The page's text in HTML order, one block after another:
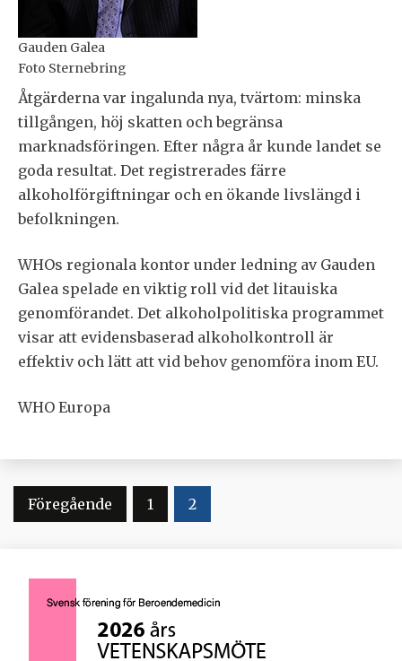
Gauden Galea
Foto Sternebring
Åtgärderna var ingalunda nya, tvärtom: minska
tillgången, höj skatten och begränsa
marknadsföringen. Efter några år kunde landet se
goda resultat. Det registrerades färre
alkoholförgiftningar och en ökande livslängd i
befolkningen.
WHOs regionala kontor under ledning av Gauden
Galea spelade en viktig roll vid det litauiska
genomförandet. Det alkoholpolitiska programmet
visar att evidensbaserad alkoholkontroll är
effektiv och lätt att vid behov genomföra inom EU.
WHO Europa
Sidnumrering
Föregående 1 2